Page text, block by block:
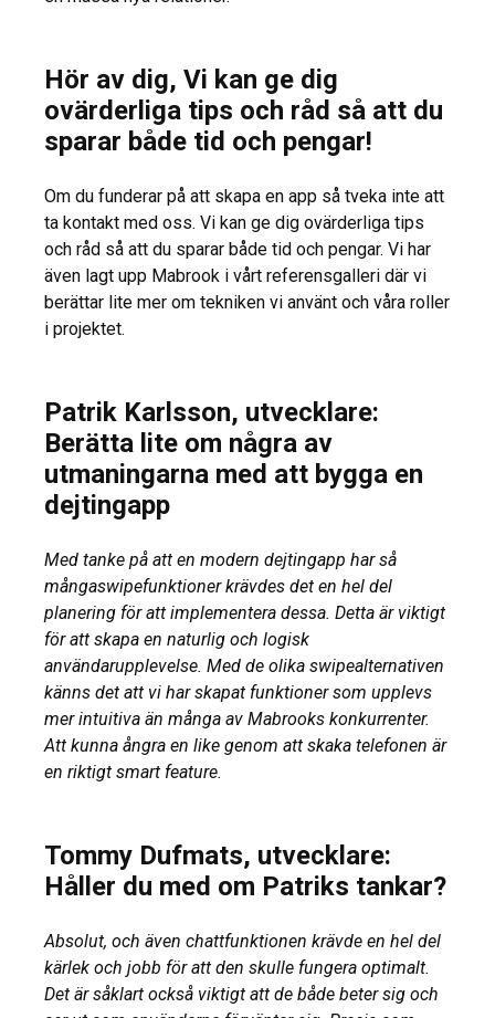
Hör av dig, Vi kan ge dig
ovärderliga tips och råd så att du
sparar både tid och pengar!
Om du funderar på att skapa en app så tveka inte att
ta kontakt med oss. Vi kan ge dig ovärderliga tips
och råd så att du sparar både tid och pengar. Vi har
även lagt upp Mabrook i vårt referensgalleri där vi
berättar lite mer om tekniken vi använt och våra roller
i projektet.
Patrik Karlsson, utvecklare:
Berätta lite om några av
utmaningarna med att bygga en
dejtingapp
Med tanke på att en modern dejtingapp har så
mångaswipefunktioner krävdes det en hel del
planering för att implementera dessa. Detta är viktigt
för att skapa en naturlig och logisk
användarupplevelse. Med de olika swipealternativen
känns det att vi har skapat funktioner som upplevs
mer intuitiva än många av Mabrooks konkurrenter.
Att kunna ångra en like genom att skaka telefonen är
en riktigt smart feature.
Tommy Dufmats, utvecklare:
Håller du med om Patriks tankar?
Absolut, och även chattfunktionen krävde en hel del
kärlek och jobb för att den skulle fungera optimalt.
Det är såklart också viktigt att de både beter sig och